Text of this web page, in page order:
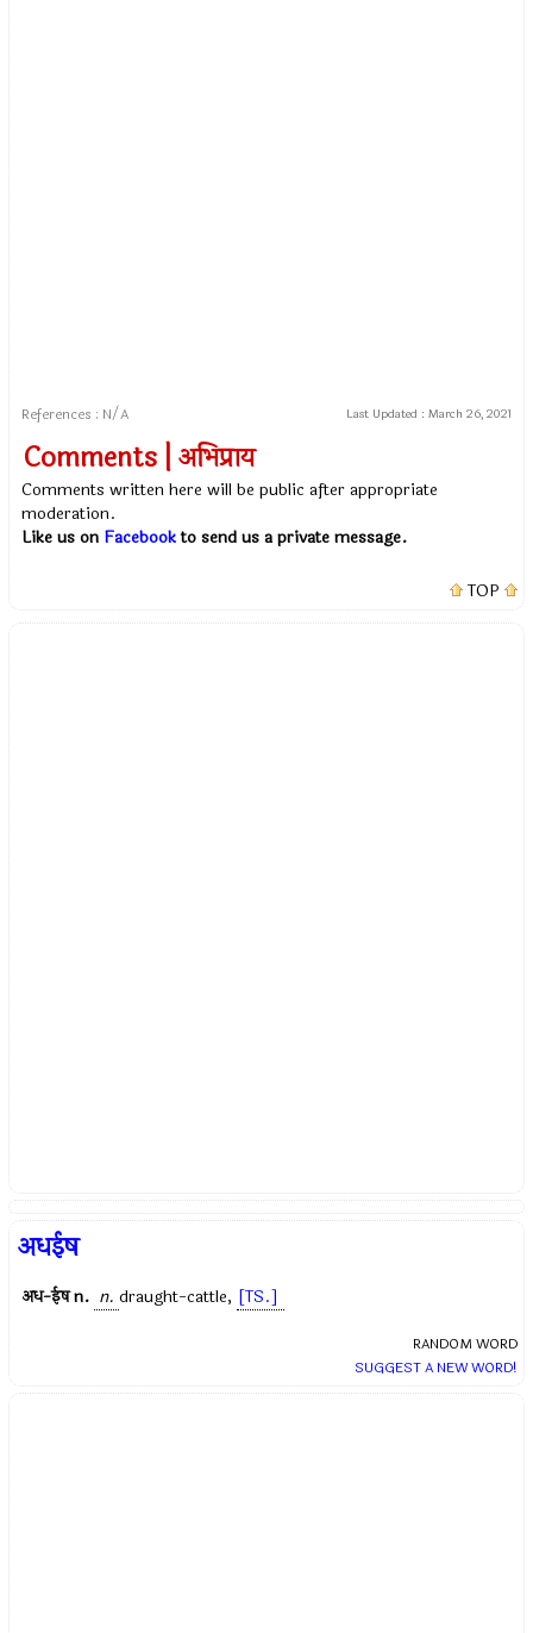
References : N/A Last Updated : March 26, 2021
Comments | अभिप्राय
Comments written here will be public after appropriate
moderation.
Like us on Facebookto send us a private message.
TOP
अधईष
अध-ईषn. n. draught-cattle, [TS.]
RANDOM WORD
SUGGEST A NEW WORD!